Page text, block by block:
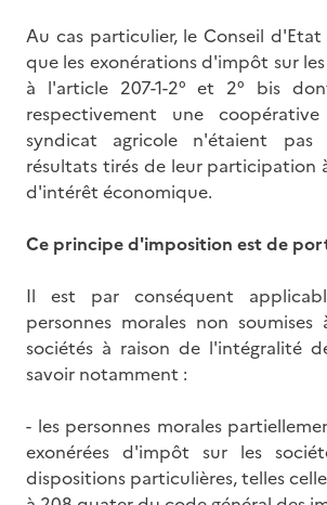
Au cas particulier, le Conseil
que les exonérations d'impôt sur
à l'article 207-1-2° et 2° bis
respectivement une
syndicat agricole n'étaient pas
résultats tirés de leur participation
d'intérêt économique.
Ce principe d'imposition est de
Il est par conséquent
personnes morales non
sociétés à raison de l'intégralité
savoir notamment :
- les personnes morales
exonérées d'impôt sur les
dispositions particulières, telles